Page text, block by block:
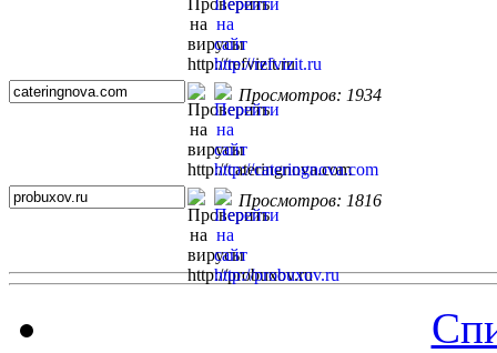
Просмотров: 1934
Просмотров: 1816